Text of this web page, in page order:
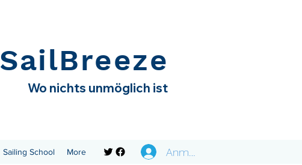
SailBreeze
Wo nichts unmöglich ist
Sailing School More Anmelden